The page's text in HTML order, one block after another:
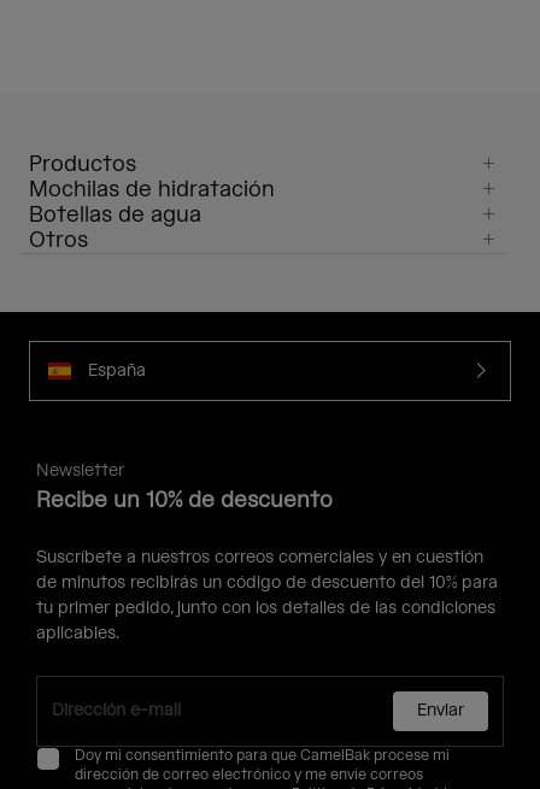
Productos
Mochilas de hidratación
Botellas de agua
Otros
España
Newsletter
Recibe un 10% de descuento
Suscríbete a nuestros correos comerciales y en cuestión
de minutos recibirás un código de descuento del 10% para
tu primer pedido, junto con los detalles de las condiciones
aplicables.
Enviar
Doy mi consentimiento para que CamelBak procese mi
dirección de correo electrónico y me envíe correos